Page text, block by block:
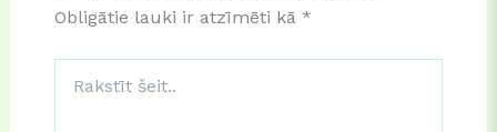
Obligātie lauki ir atzīmēti kā *
šeit..